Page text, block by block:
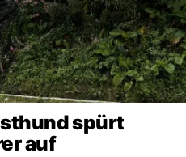
spürt
auf